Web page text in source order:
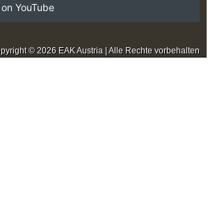
YouTube
© 2026 EAK Austria | Alle Rechte vorbehalten